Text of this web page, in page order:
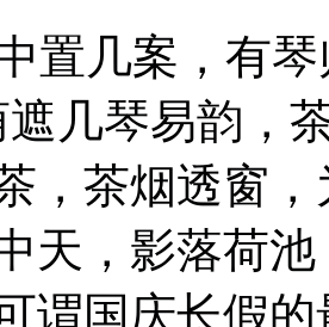
几案，有琴
几琴易韵，
，茶烟透窗
天，影落荷
谓国庆长假